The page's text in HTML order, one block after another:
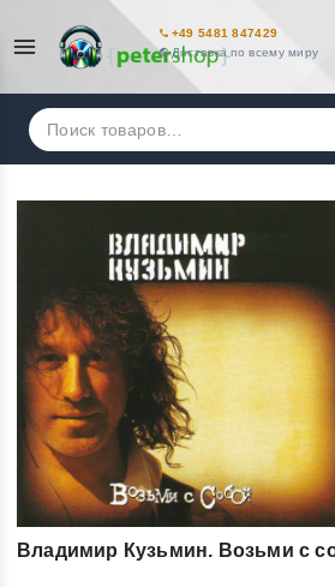
+49 5481 847429
Доставка по всему миру
Искать:
Владимир Кузьмин. Возьми с